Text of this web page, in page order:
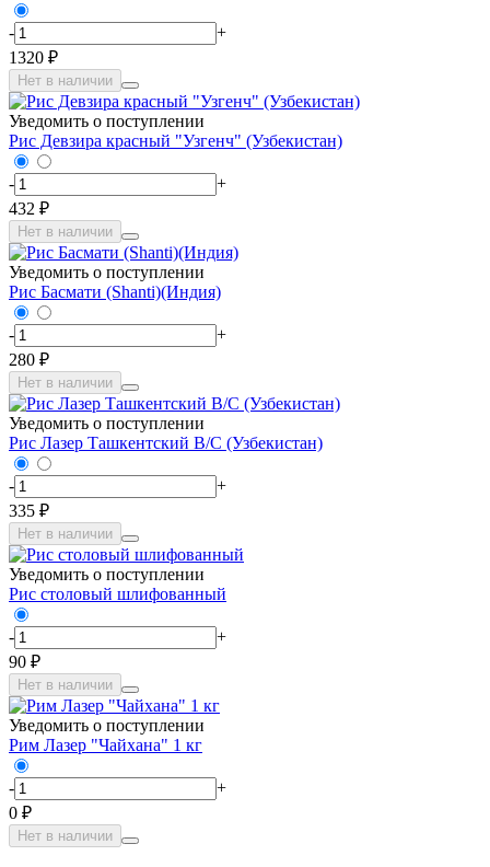
-
+
1320 ₽
Нет в наличии
Уведомить о поступлении
Рис Девзира красный "Узгенч" (Узбекистан)
-
+
432 ₽
Нет в наличии
Уведомить о поступлении
Рис Басмати (Shanti)(Индия)
-
+
280 ₽
Нет в наличии
Уведомить о поступлении
Рис Лазер Ташкентский В/C (Узбекистан)
-
+
335 ₽
Нет в наличии
Уведомить о поступлении
Рис столовый шлифованный
-
+
90 ₽
Нет в наличии
Уведомить о поступлении
Рим Лазер "Чайхана" 1 кг
-
+
0 ₽
Нет в наличии